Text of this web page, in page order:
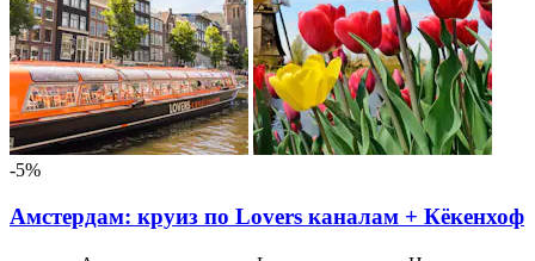
-5%
Амстердам: круиз по Lovers каналам + Кёкенхоф